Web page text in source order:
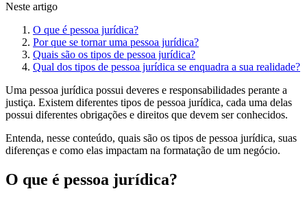
Neste artigo
O que é pessoa jurídica?
Por que se tornar uma pessoa jurídica?
Quais são os tipos de pessoa jurídica?
Qual dos tipos de pessoa jurídica se enquadra a sua realidade?
Uma pessoa jurídica possui deveres e responsabilidades perante a
justiça. Existem diferentes tipos de pessoa jurídica, cada uma delas
possui diferentes obrigações e direitos que devem ser conhecidos.
Entenda, nesse conteúdo, quais são os tipos de pessoa jurídica, suas
diferenças e como elas impactam na formatação de um negócio.
O que é pessoa jurídica?